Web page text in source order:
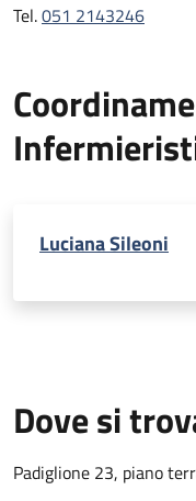
Tel.051 2143246
Luciana Sileoni
Dove si
Padiglione 23, piano